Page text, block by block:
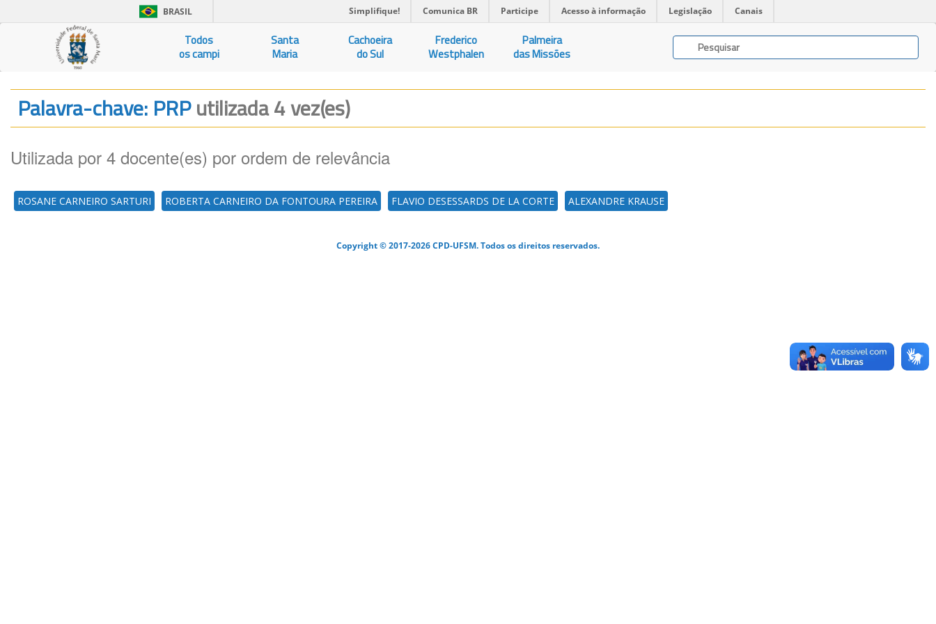
BRASIL Simplifique! Comunica BR Participe Acesso à informação Legislação Canais
Todos
os campi
Santa
Maria
Cachoeira
do Sul
Frederico
Westphalen
Palmeira
das Missões
Palavra-chave: PRPutilizada 4 vez(es)
Utilizada por 4 docente(es) por ordem de relevância
ROSANE CARNEIRO SARTURI ROBERTA CARNEIRO DA FONTOURA PEREIRA FLAVIO DESESSARDS DE LA CORTE ALEXANDRE KRAUSE
Copyright © 2017-2026 CPD-UFSM. Todos os direitos reservados.